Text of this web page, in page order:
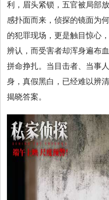
利，眉头紧锁，五官被局部
感扑面而来，侦探的镜面为
的犯罪现场，更是触目惊心
辨认，而受害者却浑身遍布
拼命挣扎。当目击者、当事
身，真假黑白，已经难以辨
揭晓答案。